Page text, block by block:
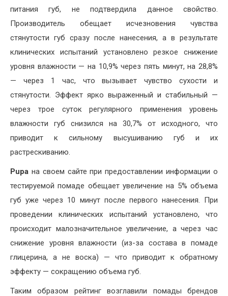
питания губ, не подтвердила данное свойство.
Производитель обещает исчезновения чувства
стянутости губ сразу после нанесения, а в результате
клинических испытаний установлено резкое снижение
уровня влажности — на 10,9% через пять минут, на 28,8%
— через 1 час, что вызывает чувство сухости и
стянутости. Эффект ярко выраженный и стабильный —
через трое суток регулярного применения уровень
влажности губ снизился на 30,7% от исходного, что
приводит к сильному высушиванию губ и их
растрескиванию.
Pupa на своем сайте при предоставлении информации о
тестируемой помаде обещает увеличение на 5% объема
губ уже через 10 минут после первого нанесения. При
проведении клинических испытаний установлено, что
происходит малозначительное увеличение, а через час
снижение уровня влажности (из-за состава в помаде
глицерина, а не воска) — что приводит к обратному
эффекту — сокращению объема губ.
Таким образом рейтинг возглавили помады брендов